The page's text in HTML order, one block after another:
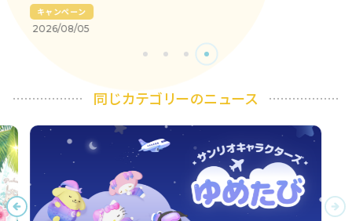
キャンペーン
2026/08/05
同じカテゴリーのニュース